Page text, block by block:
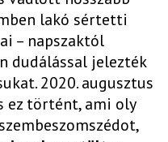
lakó sértetti
– napszaktól
dudálással jelezték
2020. augusztus
ez történt, ami oly